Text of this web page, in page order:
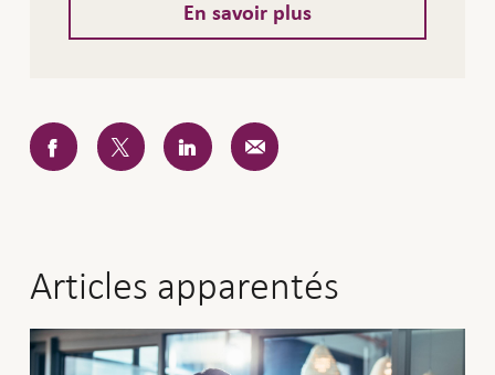
En savoir plus
Articles apparentés